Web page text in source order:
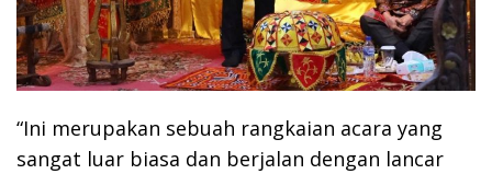
“Ini merupakan sebuah rangkaian acara yang
sangat luar biasa dan berjalan dengan lancar